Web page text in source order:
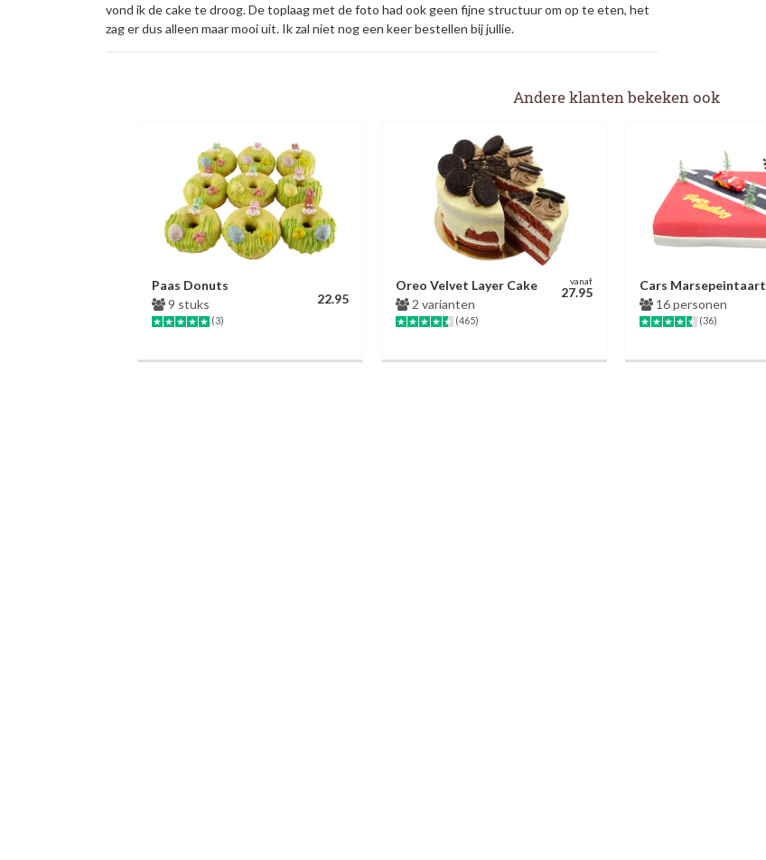
vond ik de cake te droog. De toplaag met de foto had ook geen fijne structuur om op te eten, het
zag er dus alleen maar mooi uit. Ik zal niet nog een keer bestellen bij jullie.
Andere klanten bekeken ook
Paas Donuts
9 stuks
(3)
22.95
Oreo Velvet Layer Cake
2 varianten
(465)
vanaf
27.95
Cars Marsepeintaart
16 personen
(36)